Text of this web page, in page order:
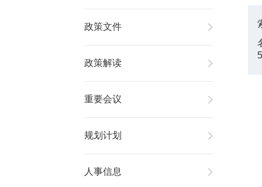
政策文件
政策解读
重要会议
规划计划
人事信息